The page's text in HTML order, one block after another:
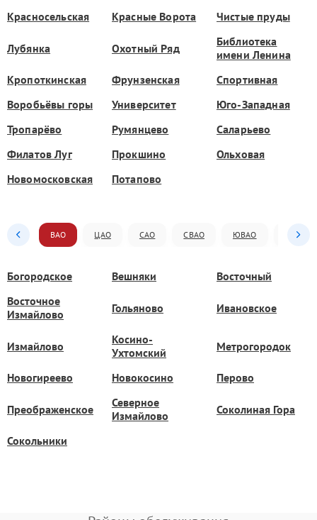
Красносельская
Красные Ворота Чистые пруды
Лубянка Охотный Ряд
Библиотека
имени Ленина
Кропоткинская
Фрунзенская
Спортивная
Воробьёвы горы
Университет
Юго-Западная
Тропарёво
Румянцево
Саларьево
Филатов Луг
Прокшино
Ольховая
Новомосковская
Потапово
ВАО ЦАО САО СВАО ЮВАО ЮАО
Богородское Вешняки
Восточный
Восточное
Измайлово
Гольяново Ивановское
Измайлово
Косино-
Ухтомский
Метрогородок
Новогиреево Новокосино Перово
Преображенское
Северное
Измайлово
Соколиная Гора
Сокольники